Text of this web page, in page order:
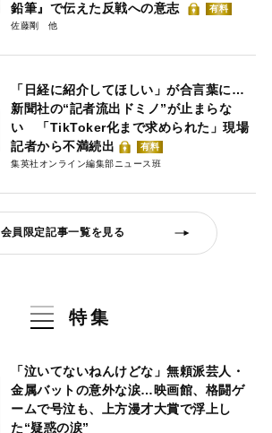
鉛筆』で伝えた反戦への意志
有料
佐藤剛
「日経に紹介してほしい」が合言葉に…
新聞社の“記者流出ドミノ”が止まらな
い 「TikToker化まで求められた」現場
記者から不満続出
有料
集英社オンライン編集部ニュース班
会員限定記事一覧を見る
特集
「泣いてないねんけどな」無頼派芸人・
金属バットの意外な涙…映画館、格闘ゲ
ームで号泣も、上方漫才大賞で浮上し
た“疑惑の涙”